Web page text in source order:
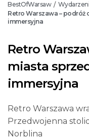
BestOfWarsaw /
Retro Warszawa – podróż
immersyjna
Retro
miasta
immersyjna
Retro Warszawa
Przedwojenna
Norblina